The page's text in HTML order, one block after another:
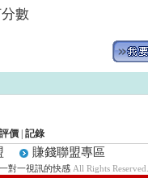
數
評價 記錄
賺錢聯盟專區
對一視訊的快感All Rights Reserved.